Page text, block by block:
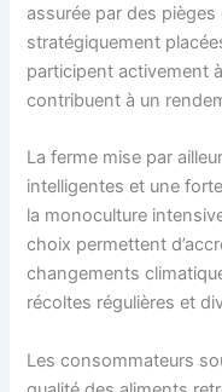
assurée par des
stratégiquement
participent activement
contribuent à un
La ferme mise par
intelligentes et une
la monoculture
choix permettent
changements
récoltes régulières et
Les consommateurs